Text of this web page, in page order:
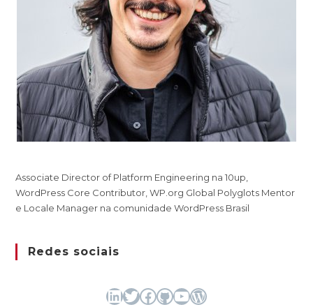
Associate Director of Platform Engineering na 10up,
WordPress Core Contributor, WP.org Global Polyglots Mentor
e Locale Manager na comunidade WordPress Brasil
Redes sociais
LinkedIn
TwitterFacebook
GitHubYoutubeWordPress